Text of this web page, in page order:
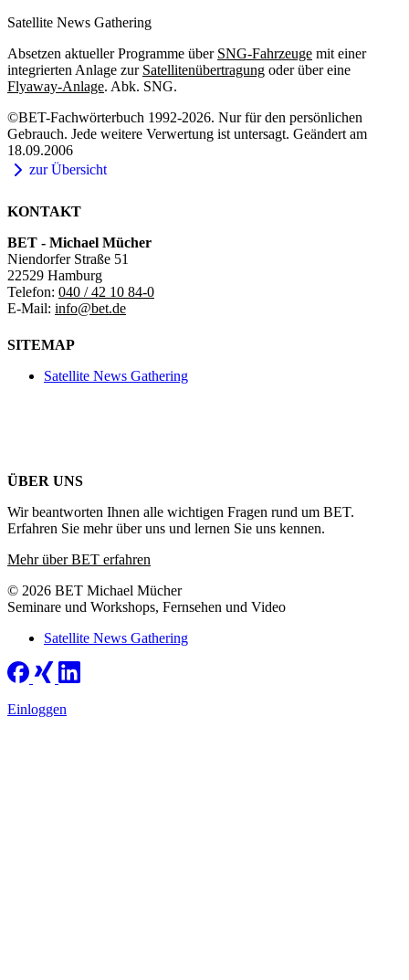
Satellite News Gathering
Absetzen aktueller Programme über SNG-Fahrzeuge mit einer
integrierten Anlage zur Satellitenübertragung oder über eine
Flyaway-Anlage. Abk. SNG.
©BET-Fachwörterbuch 1992-2026. Nur für den persönlichen
Gebrauch. Jede weitere Verwertung ist untersagt. Geändert am
18.09.2006
zur Übersicht
KONTAKT
BET - Michael Mücher
Niendorfer Straße 51
22529 Hamburg
Telefon: 040 / 42 10 84-0
E-Mail: info@bet.de
SITEMAP
Satellite News Gathering
ÜBER UNS
Wir beantworten Ihnen alle wichtigen Fragen rund um BET.
Erfahren Sie mehr über uns und lernen Sie uns kennen.
Mehr über BET erfahren
© 2026 BET Michael Mücher
Seminare und Workshops, Fernsehen und Video
Satellite News Gathering
Einloggen